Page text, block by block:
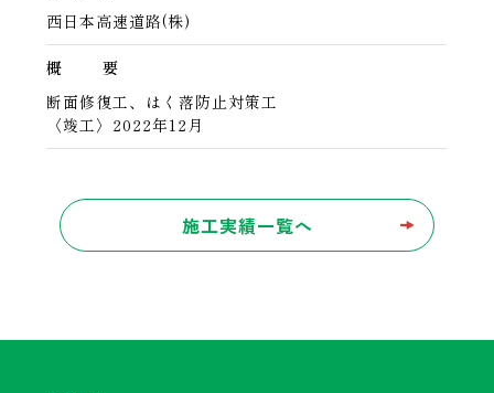
西日本高速道路(株)
概 要
断面修復工、はく落防止対策工
〈竣工〉2022年12月
施工実績一覧へ